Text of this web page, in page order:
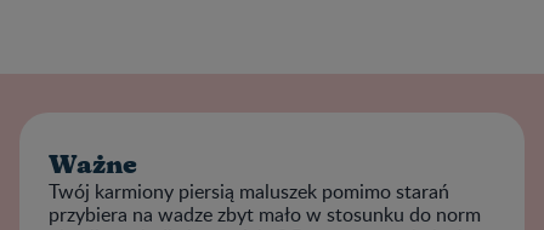
Ważne
Twój karmiony piersią maluszek pomimo starań
przybiera na wadze zbyt mało w stosunku do norm